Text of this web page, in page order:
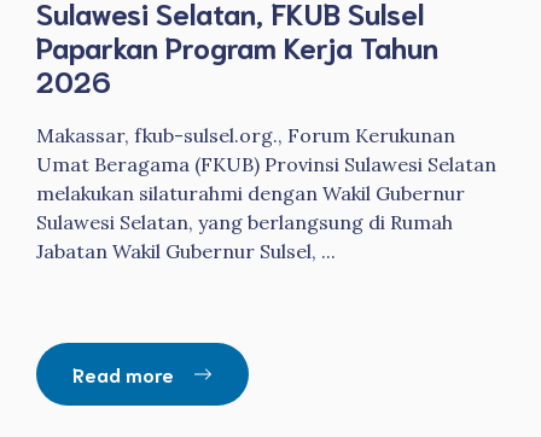
Sulawesi Selatan, FKUB Sulsel
Paparkan Program Kerja Tahun
2026
Makassar, fkub-sulsel.org., Forum Kerukunan
Umat Beragama (FKUB) Provinsi Sulawesi Selatan
melakukan silaturahmi dengan Wakil Gubernur
Sulawesi Selatan, yang berlangsung di Rumah
Jabatan Wakil Gubernur Sulsel, ...
Read more